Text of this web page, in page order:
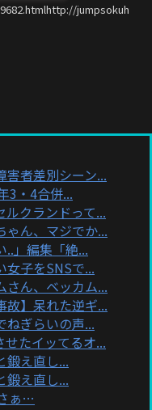
jumpsokuh
害者差別シーン...
3・4合併...
クランドって...
ゃん、マジでか...
..」編集「絶...
女子をSNSで...
さん、ベッカム...
故】呆れた逆ギ...
ねぎらいの声...
たイッてるオ...
鍛え直し...
鍛え直し...
ぁ…